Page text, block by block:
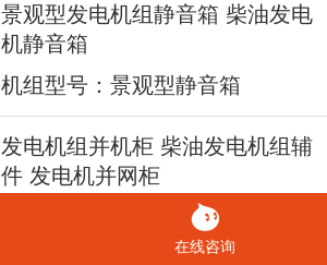
景观型发电机组静音箱 柴油发电
机静音箱
机组型号：景观型静音箱
发电机组并机柜 柴油发电机组辅
件 发电机并网柜
机组型号：并机柜/并网柜
在线咨询